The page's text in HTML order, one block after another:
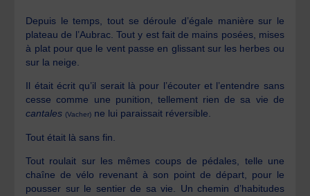
Depuis le temps, tout se déroule d’égale manière sur le
plateau de l’Aubrac. Tout y est fait de mains posées, mises
à plat pour que le vent passe en glissant sur les herbes ou
sur la neige.
Il était écrit qu’il serait là pour l’écouter et l’entendre sans
cesse comme une punition, tellement rien de sa vie de
cantales(Vacher) ne lui paraissait réversible.
Tout était là sans fin.
Tout roulait sur les mêmes coups de pédales, telle une
chaîne de vélo revenant à son point de départ, pour le
pousser sur le sentier de sa vie. Un chemin d’habitudes